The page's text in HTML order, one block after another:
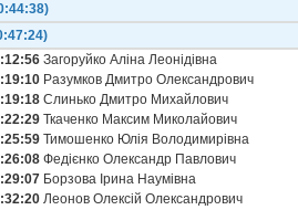
Загоруйко Аліна Леонідівна
Разумков Дмитро Олександрович
Слинько Дмитро Михайлович
Ткаченко Максим Миколайович
Тимошенко Юлія Володимирівна
Федієнко Олександр Павлович
Борзова Ірина Наумівна
Леонов Олексій Олександрович